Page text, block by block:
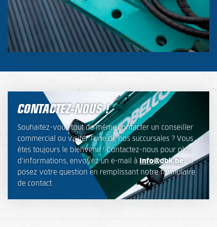
CONTACTEZ-NOUS !
Souhaitez-vous tout de même contacter un conseiller
commercial ou visiter l'une de nos succursales ? Vous
êtes toujours le bienvenu ! Contactez-nous pour plus
d'informations, envoyez un e-mail à
info@dbk.be ou
posez votre question en remplissant notre formulaire
de contact.